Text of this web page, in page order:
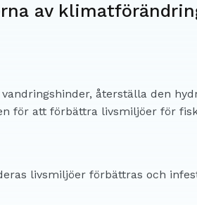
av
återställa den
för att förbättra livsmiljöer för
livsmiljöer förbättras och